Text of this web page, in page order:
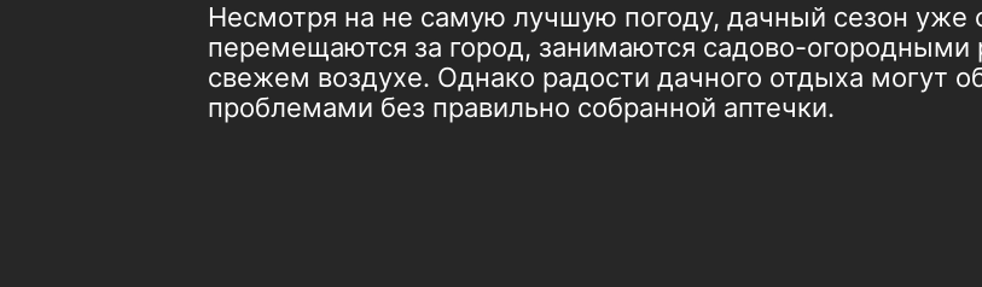
Несмотря на не самую лучшую погоду, дачный сезон уже
перемещаются за город, занимаются садово-огородными
свежем воздухе. Однако радости дачного отдыха могут
проблемами без правильно собранной аптечки.